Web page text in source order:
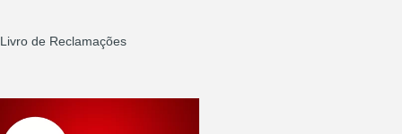
Livro de Reclamações